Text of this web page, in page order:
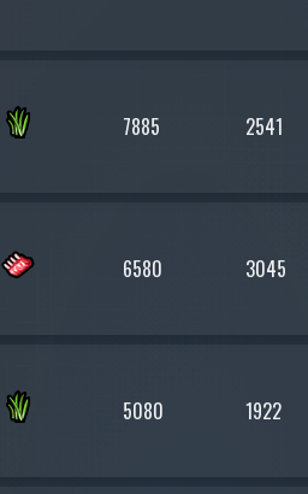
7885 2541
6580 3045
5080 1922